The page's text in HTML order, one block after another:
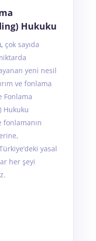
Hukuku
çok sayıda
yeni nesil
ve fonlama
Fonlama
Hukuku
yasal
her şeyi